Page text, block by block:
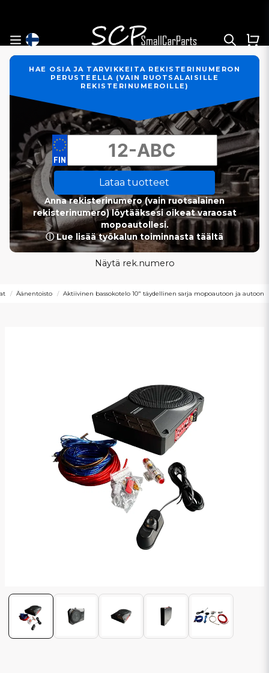
HAE OSIA JA TARVIKKEITA REKISTERINUMERON
PERUSTEELLA (VAIN RUOTSALAISILLE
REKISTERINUMEROILLE)
Lataa tuotteet
Anna rekisterinumero (vain ruotsalainen
rekisterinumero) löytääksesi oikeat varaosat
mopoautollesi.
ⓘ Lue lisää työkalun toiminnasta täältä
Näytä rek.numero
Äänentoisto Aktiivinen bassokotelo 10" täydellinen sarja mopoautoon ja autoon